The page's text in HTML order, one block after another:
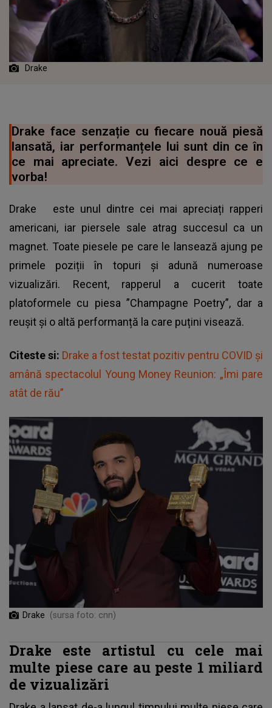
Drake
Drake face senzație cu fiecare nouă piesă
lansată, iar performanțele lui sunt din ce în
ce mai apreciate. Vezi aici despre ce e
vorba!
Drake
este unul dintre cei mai apreciați rapperi
americani, iar piersele sale atrag succesul ca un
magnet. Toate piesele pe care le lansează ajung pe
primele poziții în topuri și adună numeroase
vizualizări. Recent, rapperul a cucerit toate
platoformele cu piesa ”Champagne Poetry”, dar a
reușit și o altă performanță la care puțini visează.
Citeste si: Drake a fost testat pozitiv pentru COVID și
amână spectacolul Young Money Reunion: „Îmi pare
atât de rău”
Drake (sursa foto: cnn)
Drake este artistul cu cele mai
multe piese care au peste 1 miliard
de vizualizări